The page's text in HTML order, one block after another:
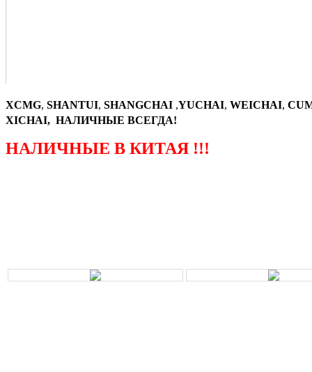
XCMG, SHANTUI, SHANGCHAI ,YUCHAI, WEICHAI,
XICHAI, НАЛИЧНЫЕ ВСЕГДА!
НАЛИЧНЫЕ В КИТАЯ !!!